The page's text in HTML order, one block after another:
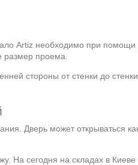
Artiz необходимо при
размер проема.
стороны от стенки до
Дверь может открываться
На сегодня на складах в